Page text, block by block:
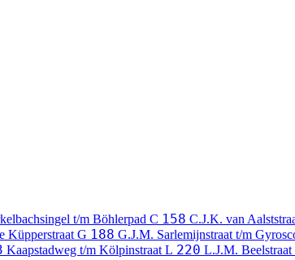
t/m Böhlerpad C 158 C.J.K. van
Küpperstraat G 188 G.J.M. Sarlemijnstraat t/m
Kaapstadweg t/m Kölpinstraat L 220 L.J.M. Beelstraat